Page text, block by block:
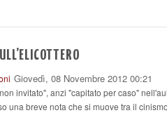
Giovedì, 08 Novembre 2012 00:21
invitato", anzi "capitato per caso"
una breve nota che si muove tra il